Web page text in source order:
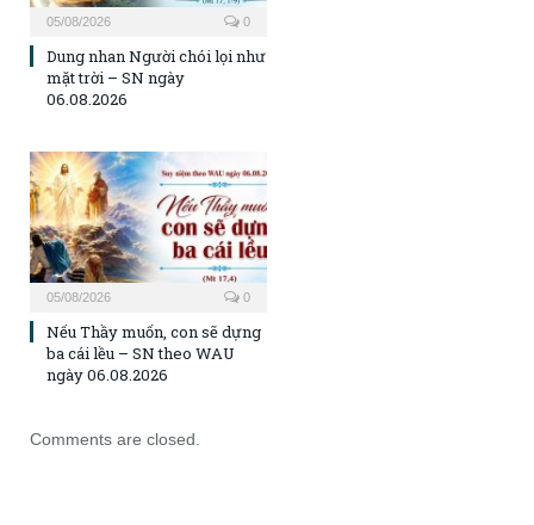
05/08/2026 0
Dung nhan Người chói lọi như
mặt trời – SN ngày
06.08.2026
05/08/2026 0
Nếu Thầy muốn, con sẽ dựng
ba cái lều – SN theo WAU
ngày 06.08.2026
Comments are closed.